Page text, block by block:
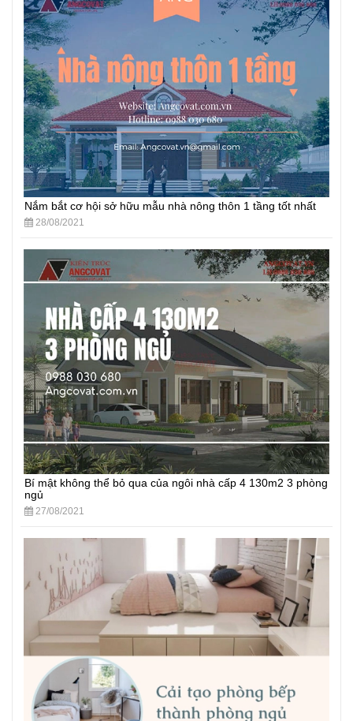
Nắm bắt cơ hội sở hữu mẫu nhà nông thôn 1 tầng tốt nhất
28/08/2021
Bí mật không thể bỏ qua của ngôi nhà cấp 4 130m2 3 phòng
ngủ
27/08/2021